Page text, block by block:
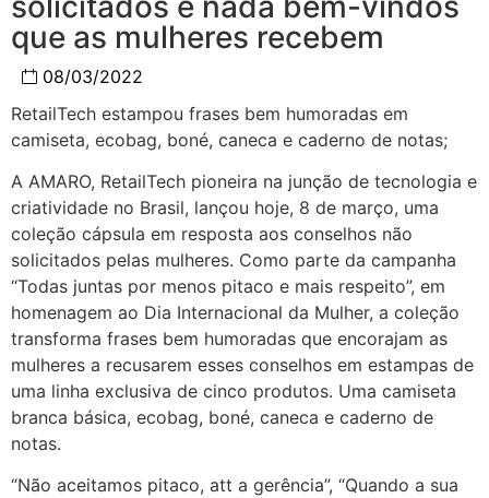
que as mulheres recebem
08/03/2022
RetailTech estampou frases bem humoradas em
camiseta, ecobag, boné, caneca e caderno de notas;
A AMARO, RetailTech pioneira na junção de tecnologia e
criatividade no Brasil, lançou hoje, 8 de março, uma
coleção cápsula em resposta aos conselhos não
solicitados pelas mulheres. Como parte da campanha
“Todas juntas por menos pitaco e mais respeito”, em
homenagem ao Dia Internacional da Mulher, a coleção
transforma frases bem humoradas que encorajam as
mulheres a recusarem esses conselhos em estampas de
uma linha exclusiva de cinco produtos. Uma camiseta
branca básica, ecobag, boné, caneca e caderno de
notas.
“Não aceitamos pitaco, att a gerência”, “Quando a sua